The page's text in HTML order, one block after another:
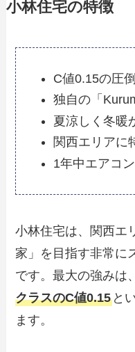
小林住宅の特徴
C値0.15の圧
独自の「
夏涼しく冬暖
関西エリアに
1年中エアコ
小林住宅は、関西エ
家」を目指す非常に
です。最大の強みは
クラスのC値0.15 と
ます。